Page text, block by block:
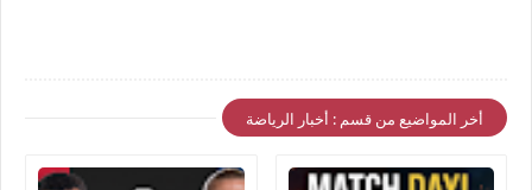
أخر المواضيع من قسم : أخبار الرياضة